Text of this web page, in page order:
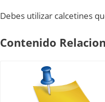
Debes utilizar calcetines
Contenido